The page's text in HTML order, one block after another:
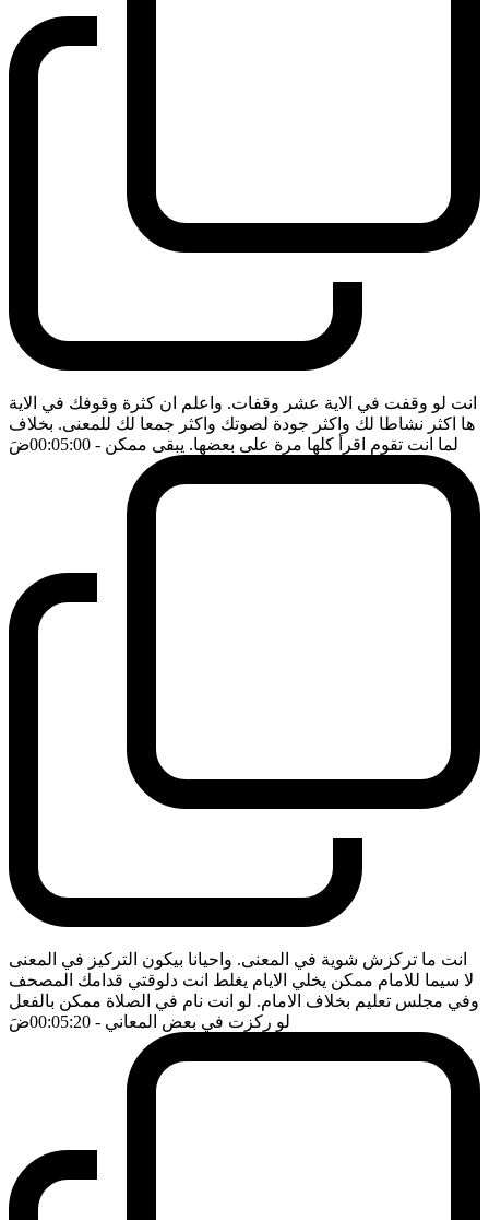
انت لو وقفت في الاية عشر وقفات. واعلم ان كثرة وقوفك في الاية
ها اكثر نشاطا لك واكثر جودة لصوتك واكثر جمعا لك للمعنى. بخلاف
لما انت تقوم اقرأ كلها مرة على بعضها. يبقى ممكن - 00:05:00 ضَ
انت ما تركزش شوية في المعنى. واحيانا بيكون التركيز في المعنى
لا سيما للامام ممكن يخلي الايام يغلط انت دلوقتي قدامك المصحف
وفي مجلس تعليم بخلاف الامام. لو انت نام في الصلاة ممكن بالفعل
لو ركزت في بعض المعاني - 00:05:20 ضَ